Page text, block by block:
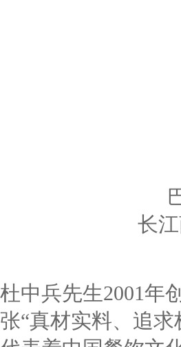
长
杜中兵先生2001年
张“真材实料、追